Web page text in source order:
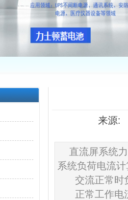
来源:
直流屏系统
系统负荷电流
交流正常时
正常工作电